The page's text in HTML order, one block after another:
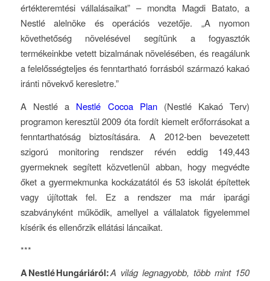
értékteremtési vállalásaikat” – mondta Magdi Batato, a
Nestlé alelnöke és operációs vezetője. „A nyomon
követhetőség növelésével segítünk a fogyasztók
termékeinkbe vetett bizalmának növelésében, és reagálunk
a felelősségteljes és fenntartható forrásból származó kakaó
iránti növekvő keresletre.”
A Nestlé a Nestlé Cocoa Plan(Nestlé Kakaó Terv)
programon keresztül 2009 óta fordít kiemelt erőforrásokat a
fenntarthatóság biztosítására. A 2012-ben bevezetett
szigorú monitoring rendszer révén eddig 149,443
gyermeknek segített közvetlenül abban, hogy megvédte
őket a gyermekmunka kockázatától és 53 iskolát építettek
vagy újítottak fel. Ez a rendszer ma már iparági
szabványként működik, amellyel a vállalatok figyelemmel
kísérik és ellenőrzik ellátási láncaikat.
***
ANestléHungáriáról:A világ legnagyobb, több mint 150